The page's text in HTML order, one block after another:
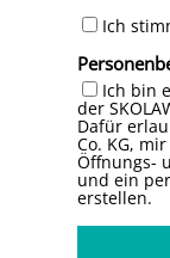
Ich
Ich bin
der
Dafür
Co. KG,
Öffnungs-
und ein
erstellen.